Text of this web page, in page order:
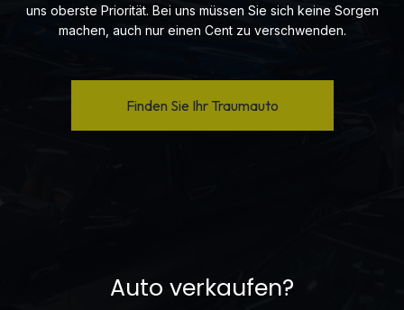
uns oberste Priorität. Bei uns müssen Sie sich keine Sorgen
machen, auch nur einen Cent zu verschwenden.
Finden Sie Ihr Traumauto
Auto verkaufen?